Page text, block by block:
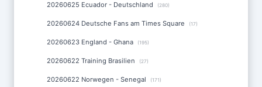
20260625 Ecuador - Deutschland (280)
20260624 Deutsche Fans am Times Square (17)
20260623 England - Ghana (195)
20260622 Training Brasilien (27)
20260622 Norwegen - Senegal (171)